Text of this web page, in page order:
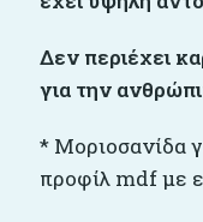
Δεν περιέχει
για την
* Μοριοσανίδα
προφίλ mdf με